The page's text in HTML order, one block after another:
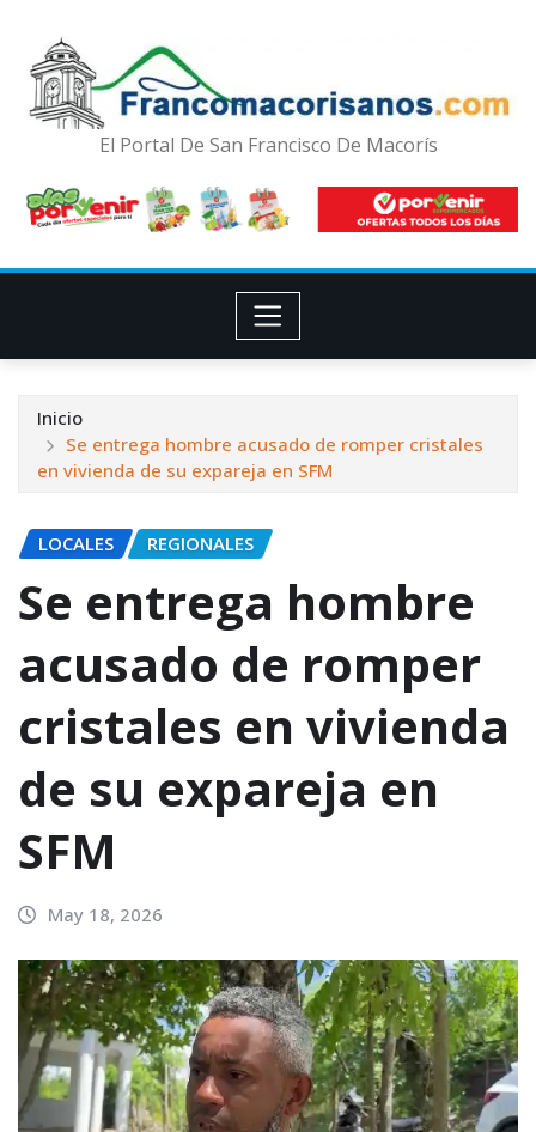
El Portal De San Francisco De Macorís
Inicio
Se entrega hombre acusado de romper cristales
en vivienda de su expareja en SFM
LOCALES REGIONALES
Se entrega hombre
acusado de romper
cristales en vivienda
de su expareja en
SFM
May 18, 2026